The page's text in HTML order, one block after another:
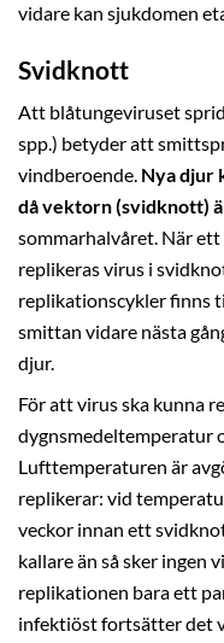
vidare kan sjukdomen
Svidknott
Att blåtungeviruset
spp.) betyder att
vindberoende. Nya djur
då vektorn (svidknott)
sommarhalvåret. När
replikeras virus i
replikationscykler finns
smittan vidare nästa
djur.
För att virus ska kunna
dygnsmedeltemperatur
Lufttemperaturen är
replikerar: vid
veckor innan ett
kallare än så sker ingen
replikationen bara ett
infektiöst fortsätter det